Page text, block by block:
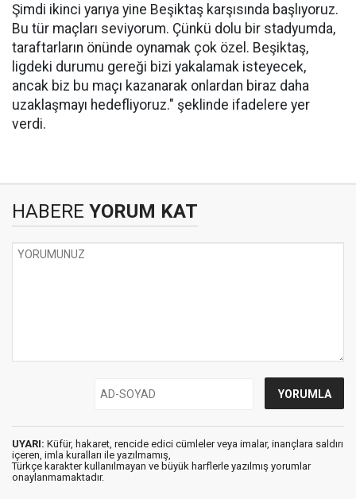
Şimdi ikinci yarıya yine Beşiktaş karşısında başlıyoruz.
Bu tür maçları seviyorum. Çünkü dolu bir stadyumda,
taraftarların önünde oynamak çok özel. Beşiktaş,
ligdeki durumu gereği bizi yakalamak isteyecek,
ancak biz bu maçı kazanarak onlardan biraz daha
uzaklaşmayı hedefliyoruz." şeklinde ifadelere yer
verdi.
HABERE YORUM KAT
UYARI: Küfür, hakaret, rencide edici cümleler veya imalar, inançlara saldırı
içeren, imla kuralları ile yazılmamış,
Türkçe karakter kullanılmayan ve büyük harflerle yazılmış yorumlar
onaylanmamaktadır.